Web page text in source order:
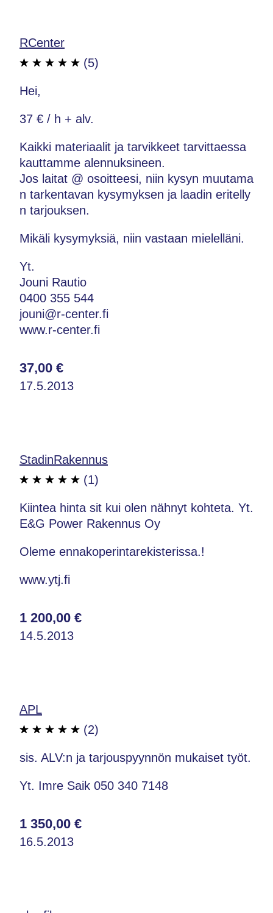
RCenter
(5)
Hei,
37 € / h + alv.
Kaikki materiaalit ja tarvikkeet tarvittaessa
kauttamme alennuksineen.
Jos laitat @ osoitteesi, niin kysyn muutama
n tarkentavan kysymyksen ja laadin eritelly
n tarjouksen.
Mikäli kysymyksiä, niin vastaan mielelläni.
Yt.
Jouni Rautio
0400 355 544
jouni@r-center.fi
www.r-center.fi
37,00 €
17.5.2013
StadinRakennus
(1)
Kiintea hinta sit kui olen nähnyt kohteta. Yt.
E&G Power Rakennus Oy
Oleme ennakoperintarekisterissa.!
www.ytj.fi
1 200,00 €
14.5.2013
APL
(2)
sis. ALV:n ja tarjouspyynnön mukaiset työt.
Yt. Imre Saik 050 340 7148
1 350,00 €
16.5.2013